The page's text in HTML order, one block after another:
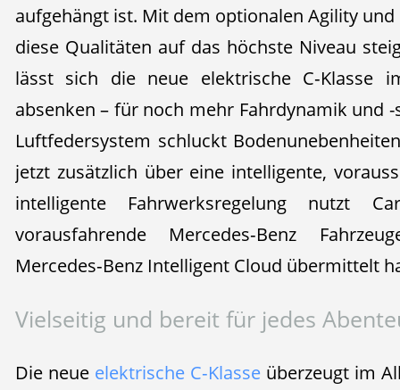
aufgehängt ist. Mit dem optionalen Agility
diese Qualitäten auf das höchste Niveau
lässt sich die neue elektrische C‑Klasse
absenken – für noch mehr Fahrdynamik und
Luftfedersystem schluckt
jetzt zusätzlich über eine intelligente,
intelligente Fahrwerksregelung nutzt
vorausfahrende Mercedes‑Benz
Mercedes‑Benz Intelligent Cloud übermittelt
Vielseitig und bereit für jedes
Die neue elektrische C‑Klasseüberzeugt im